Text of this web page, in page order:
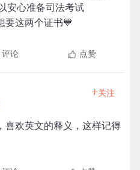
安心准备司法考试
要这两个证书💙
论 点赞
+关注
喜欢英文的释义，这样记得